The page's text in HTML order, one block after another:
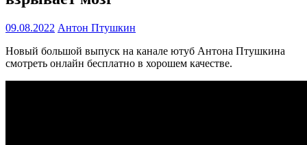
09.08.2022 Антон Птушкин
Новый большой выпуск на канале ютуб Антона Птушкина
смотреть онлайн бесплатно в хорошем качестве.